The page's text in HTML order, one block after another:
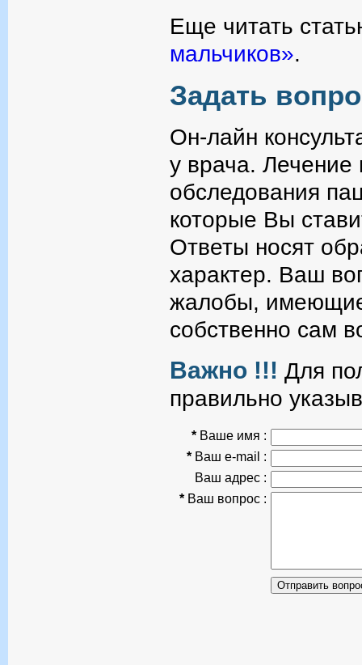
Еще читать
мальчиков».
Задать
Он-лайн
у врача. Лечение
обследования
которые Вы
Ответы носят
характер. Ваш
жалобы,
собственно сам
Важно !!! Для
правильно
* Ваше имя :
* Ваш e-mail :
Ваш адрес :
* Ваш вопрос :